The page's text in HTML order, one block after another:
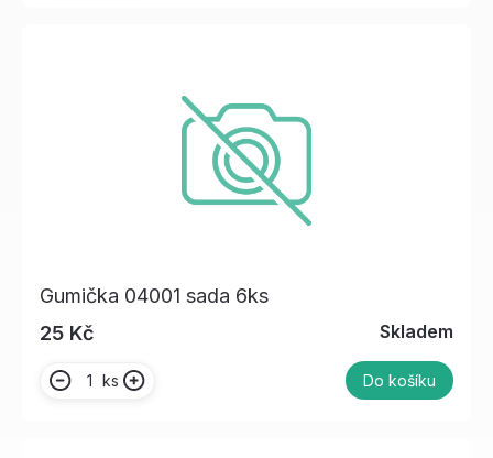
Gumička 04001 sada 6ks
25 Kč
Skladem
ks Do košíku